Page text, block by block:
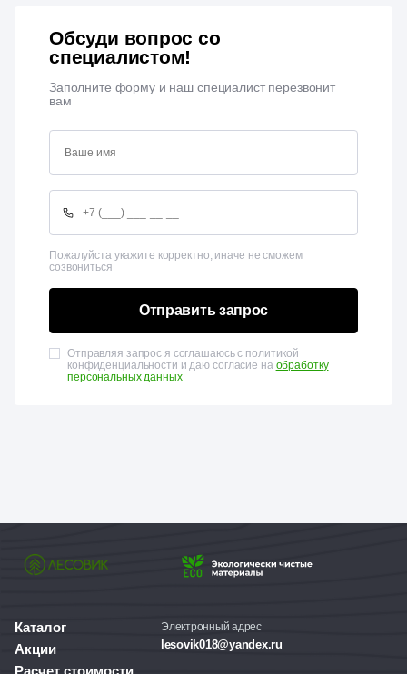
Обсуди вопрос со
специалистом!
Заполните форму и наш специалист перезвонит
вам
Пожалуйста укажите корректно, иначе не сможем
созвониться
Отправить запрос
Отправляя запрос я соглашаюсь с политикой
конфиденциальности и даю согласие на обработку
персональных данных
Каталог
Акции
Электронный адрес
lesovik018@yandex.ru